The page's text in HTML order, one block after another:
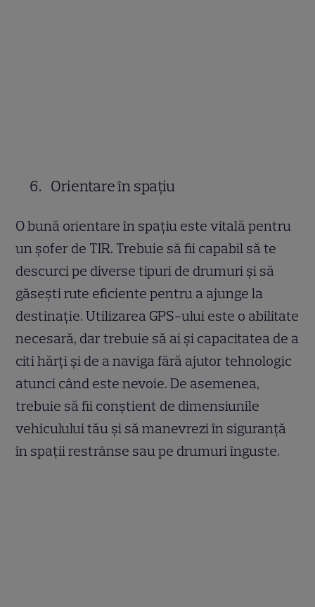
Orientare în spațiu
O bună orientare în spațiu este vitală pentru
un șofer de TIR. Trebuie să fii capabil să te
descurci pe diverse tipuri de drumuri și să
găsești rute eficiente pentru a ajunge la
destinație. Utilizarea GPS-ului este o abilitate
necesară, dar trebuie să ai și capacitatea de a
citi hărți și de a naviga fără ajutor tehnologic
atunci când este nevoie. De asemenea,
trebuie să fii conștient de dimensiunile
vehiculului tău și să manevrezi în siguranță
în spații restrânse sau pe drumuri înguste.